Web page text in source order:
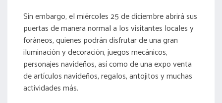
Sin embargo, el miércoles 25 de diciembre abrirá sus
puertas de manera normal a los visitantes locales y
foráneos, quienes podrán disfrutar de una gran
iluminación y decoración, juegos mecánicos,
personajes navideños, así como de una expo venta
de artículos navideños, regalos, antojitos y muchas
actividades más.